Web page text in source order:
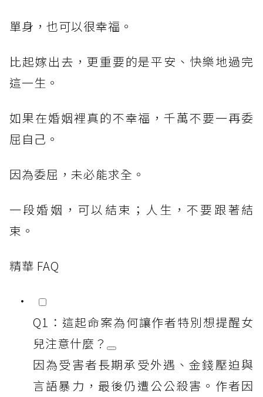
單身，也可以很幸福。
比起嫁出去，更重要的是平安、快樂地過完
這一生。
如果在婚姻裡真的不幸福，千萬不要一再委
屈自己。
因為委屈，未必能求全。
一段婚姻，可以結束；人生，不要跟著結
束。
精華 FAQ
Q1：這起命案為何讓作者特別想提醒女
兒注意什麼？
因為受害者長期承受外遇、金錢壓迫與
言語暴力，最後仍遭公公殺害。作者因